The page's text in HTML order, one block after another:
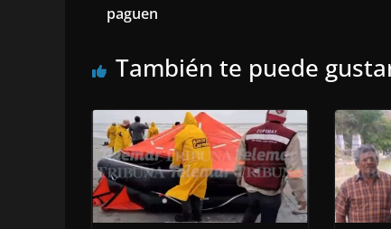
paguen
También te puede